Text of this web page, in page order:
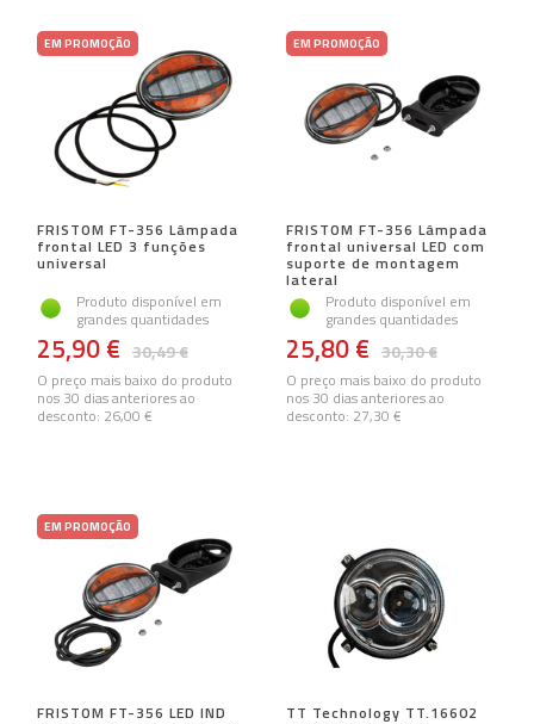
EM PROMOÇÃO
FRISTOM FT-356 Lâmpada
frontal LED 3 funções
universal
Produto disponível em
grandes quantidades
30,49 €
25,90 €
O preço mais baixo do produto
nos 30 dias anteriores ao
desconto: 26,00 €
EM PROMOÇÃO
FRISTOM FT-356 Lâmpada
frontal universal LED com
suporte de montagem
lateral
Produto disponível em
grandes quantidades
30,30 €
25,80 €
O preço mais baixo do produto
nos 30 dias anteriores ao
desconto: 27,30 €
EM PROMOÇÃO
FRISTOM FT-356 LED IND TT Technology TT.16602